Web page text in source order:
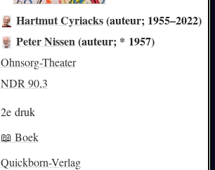
Hartmut Cyriacks(auteur; 1955–2022)
Peter Nissen (auteur; * 1957)
Ohnsorg-Theater
NDR 90,3
2e druk
📖 Boek
Quickborn-Verlag